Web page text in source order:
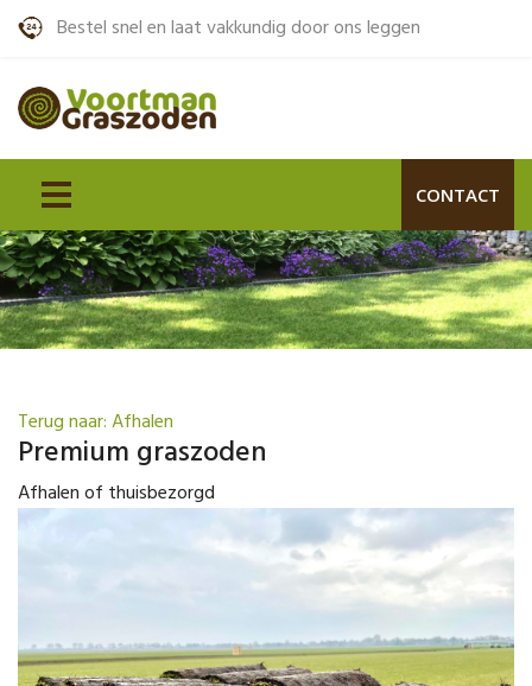
Bestel snel en laat vakkundig door ons leggen
CONTACT
Terug naar: Afhalen
Premium graszoden
Afhalen of thuisbezorgd